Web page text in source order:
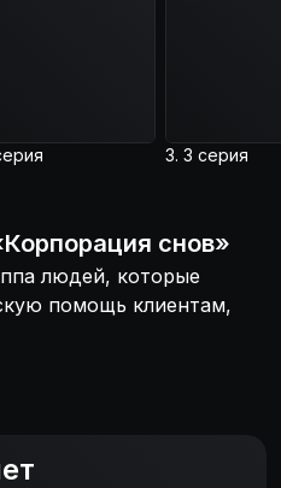
3. 3 серия
Корпорация снов»
людей, которые
помощь клиентам,